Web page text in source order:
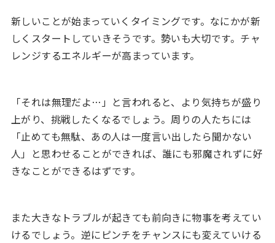
新しいことが始まっていくタイミングです。なにかが新
しくスタートしていきそうです。勢いも大切です。チャ
レンジするエネルギーが高まっています。
「それは無理だよ… 」と言われると、より気持ちが盛り
上がり、挑戦したくなるでしょう。周りの人たちには
「止めても無駄、あの人は一度言い出したら聞かない
人」と思わせることができれば、誰にも邪魔されずに好
きなことができるはずです。
また大きなトラブルが起きても前向きに物事を考えてい
けるでしょう。逆にピンチをチャンスにも変えていける